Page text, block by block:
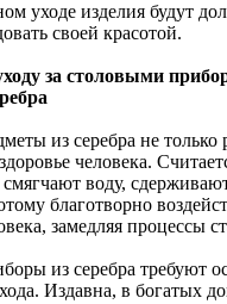
уходе изделия будут
своей красотой.
за столовыми
из серебра не только
человека.
воду,
благотворно
замедляя процессы
из серебра требуют
Издавна, в богатых